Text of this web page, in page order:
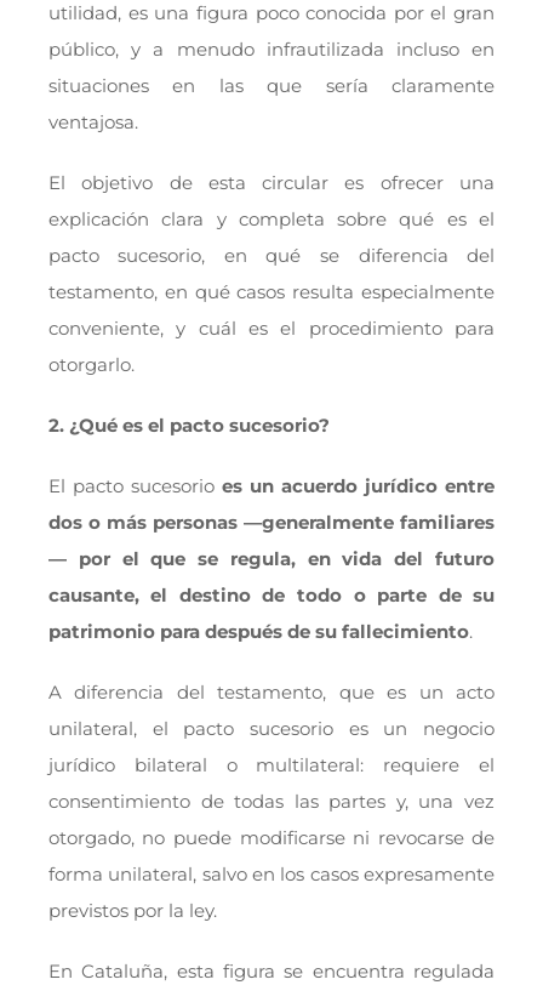
utilidad, es una figura poco conocida por el gran
público, y a menudo infrautilizada incluso en
situaciones en las que sería claramente
ventajosa.
El objetivo de esta circular es ofrecer una
explicación clara y completa sobre qué es el
pacto sucesorio, en qué se diferencia del
testamento, en qué casos resulta especialmente
conveniente, y cuál es el procedimiento para
otorgarlo.
2. ¿Qué es el pacto sucesorio?
El pacto sucesorio es un acuerdo jurídico entre
dos o más personas —generalmente familiares
— por el que se regula, en vida del futuro
causante, el destino de todo o parte de su
patrimonio para después de su fallecimiento.
A diferencia del testamento, que es un acto
unilateral, el pacto sucesorio es un negocio
jurídico bilateral o multilateral: requiere el
consentimiento de todas las partes y, una vez
otorgado, no puede modificarse ni revocarse de
forma unilateral, salvo en los casos expresamente
previstos por la ley.
En Cataluña, esta figura se encuentra regulada